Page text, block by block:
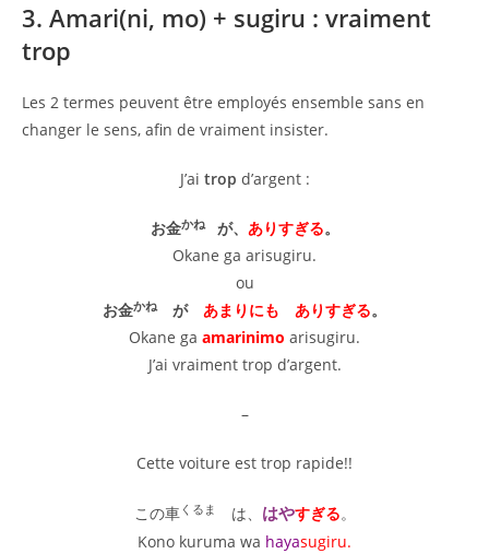
3. Amari(ni, mo) + sugiru : vraiment
trop
Les 2 termes peuvent être employés ensemble sans en
changer le sens, afin de vraiment insister.
J’ai trop d’argent :
お金かね が、 ありすぎる。
Okane ga arisugiru.
ou
お金かねが あまりにも ありすぎる。
Okane ga amarinimo arisugiru.
J’ai vraiment trop d’argent.
–
Cette voiture est trop rapide!!
この車 くるま は、 はやすぎる。
Kono kuruma wa hayasugiru.